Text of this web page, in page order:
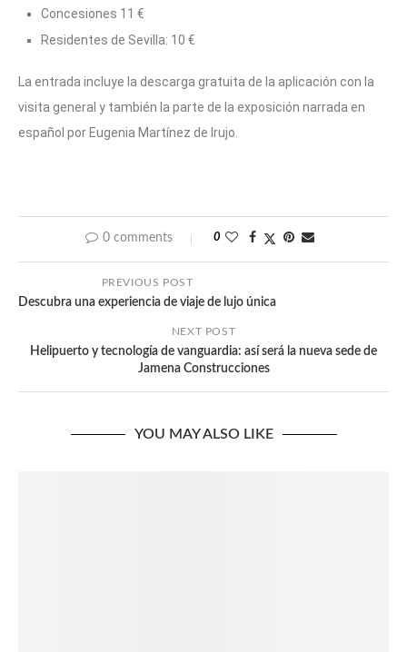
Concesiones 11 €
Residentes de Sevilla: 10 €
La entrada incluye la descarga gratuita de la aplicación con la
visita general y también la parte de la exposición narrada en
español por Eugenia Martínez de Irujo.
0 comments 0
PREVIOUS POST
Descubra una experiencia de viaje de lujo única
NEXT POST
Helipuerto y tecnología de vanguardia: así será la nueva sede de
Jamena Construcciones
YOU MAY ALSO LIKE